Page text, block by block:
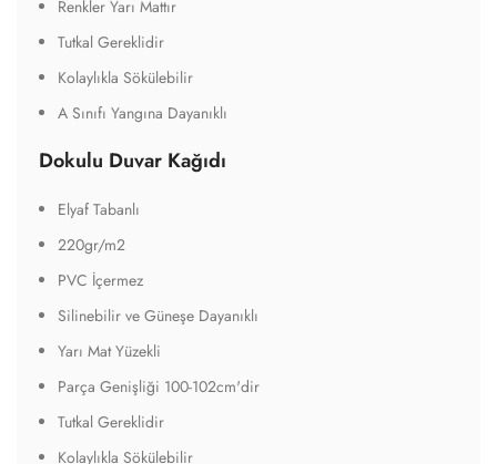
Renkler Yarı Mattır
Tutkal Gereklidir
Kolaylıkla Sökülebilir
A Sınıfı Yangına Dayanıklı
Dokulu Duvar Kağıdı
Elyaf Tabanlı
220gr/m2
PVC İçermez
Silinebilir ve Güneşe Dayanıklı
Yarı Mat Yüzekli
Parça Genişliği 100-102cm'dir
Tutkal Gereklidir
Kolaylıkla Sökülebilir